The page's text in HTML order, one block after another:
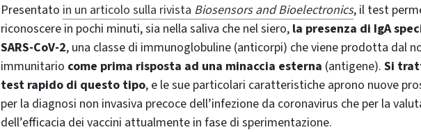
Presentato in un articolo sulla rivista Biosensors and Bioelectronics, il test
riconoscere in pochi minuti, sia nella saliva che nel siero, la presenza di IgA
SARS-CoV-2, una classe di immunoglobuline (anticorpi) che viene prodotta dal
immunitario come prima risposta ad una minaccia esterna (antigene). Si
test rapido di questo tipo, e le sue particolari caratteristiche aprono nuove
per la diagnosi non invasiva precoce dell’infezione da coronavirus che per la
dell’efficacia dei vaccini attualmente in fase di sperimentazione.